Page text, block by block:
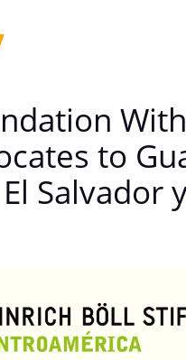
to
Salvador